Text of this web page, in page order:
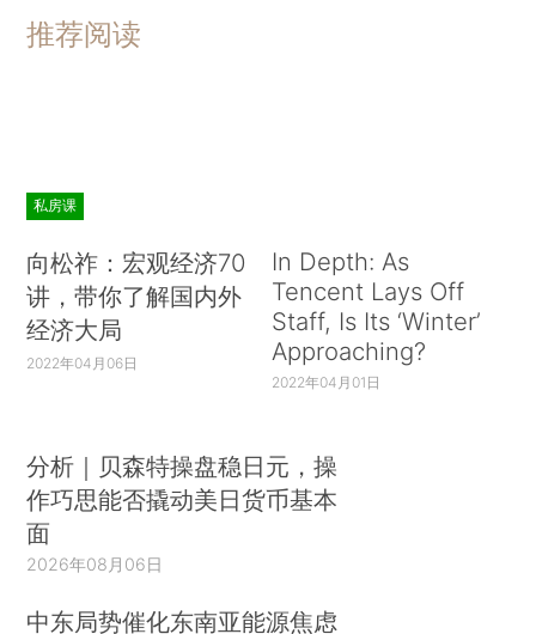
推荐阅读
私房课
向松祚：宏观经济70
讲，带你了解国内外
经济大局
2022年04月06日
In Depth: As
Tencent Lays Off
Staff, Is Its ‘Winter’
Approaching?
2022年04月01日
分析｜贝森特操盘稳日元，操
作巧思能否撬动美日货币基本
面
2026年08月06日
中东局势催化东南亚能源焦虑